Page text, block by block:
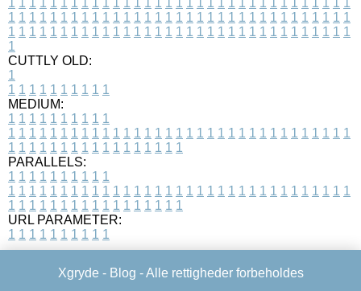
1 1 1 1 1 1 1 1 1 1 1 1 1 1 1 1 1 1 1 1 1 1 1 1 1 1 1 1 1 1 1 1 1
1 1 1 1 1 1 1 1 1 1 1 1 1 1 1 1 1 1 1 1 1 1 1 1 1 1 1 1 1 1 1 1 1
1
CUTTLY OLD:
1
1 1 1 1 1 1 1 1 1 1
MEDIUM:
1 1 1 1 1 1 1 1 1 1
1 1 1 1 1 1 1 1 1 1 1 1 1 1 1 1 1 1 1 1 1 1 1 1 1 1 1 1 1 1 1 1 1
1 1 1 1 1 1 1 1 1 1 1 1 1 1 1 1 1
PARALLELS:
1 1 1 1 1 1 1 1 1 1
1 1 1 1 1 1 1 1 1 1 1 1 1 1 1 1 1 1 1 1 1 1 1 1 1 1 1 1 1 1 1 1 1
1 1 1 1 1 1 1 1 1 1 1 1 1 1 1 1 1
URL PARAMETER:
1 1 1 1 1 1 1 1 1 1
Xgryde - Blog - Alle rettigheder forbeholdes